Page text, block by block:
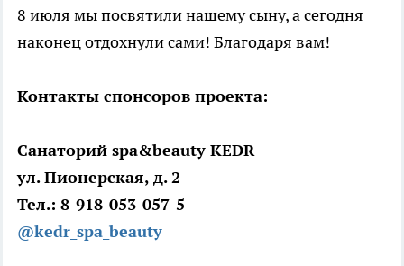
8 июля мы посвятили нашему сыну, а сегодня
наконец отдохнули сами! Благодаря вам!
Контакты спонсоров проекта:
Санаторий spa&beauty KEDR
ул. Пионерская, д. 2
Тел.: 8-918-053-057-5
@kedr_spa_beauty